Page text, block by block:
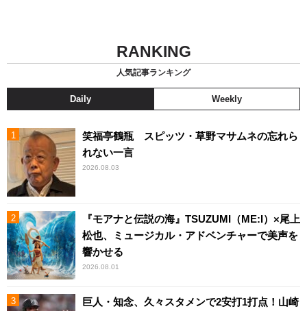
RANKING
人気記事ランキング
Daily Weekly
笑福亭鶴瓶 スピッツ・草野マサムネの忘れら
れない一言
2026.08.03
『モアナと伝説の海』TSUZUMI（ME:I）×尾上
松也、ミュージカル・アドベンチャーで美声を
響かせる
2026.08.01
巨人・知念、久々スタメンで2安打1打点！山崎